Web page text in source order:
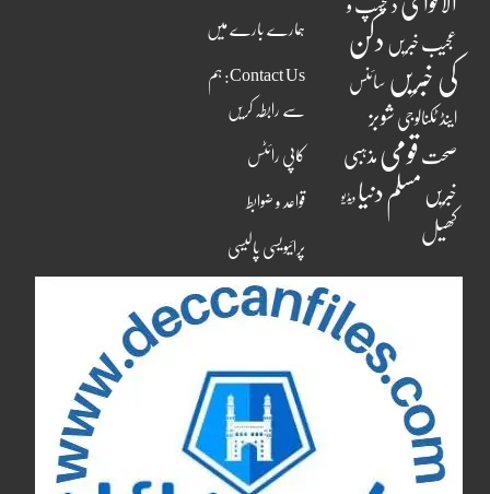
دلچسپ و
عجیب خبریں دکن
کی خبریں سائنس
اینڈ ٹکنالوجی شوبز
صحت قومی مذہبی
خبریں مسلم دنیا ویڈیو
کھیل
ہمارے بارے میں
Contact Us: ہم
سے رابطہ کریں
کاپی رائٹس
قواعد و ضوابط
پرائیویسی پالیسی